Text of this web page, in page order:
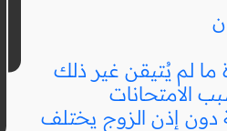
ما لم يُتيقن غير ذلك
الامتحانات
إذن الزوج يختلف